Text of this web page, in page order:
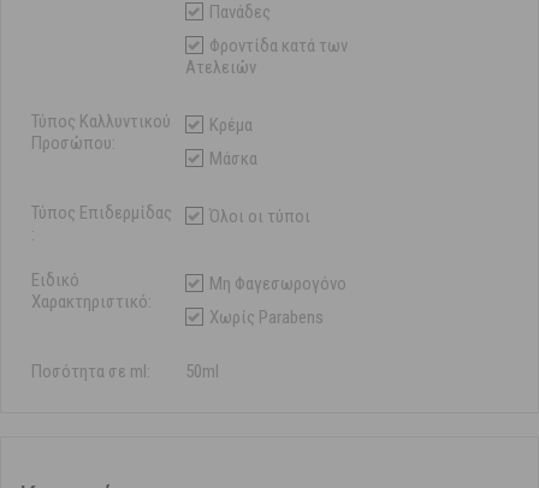
Πανάδες
Φροντίδα κατά των
Ατελειών
Τύπος Καλλυντικού
Προσώπου:
Κρέμα
Μάσκα
Τύπος Επιδερμίδας
:
Όλοι οι τύποι
Ειδικό
Χαρακτηριστικό:
Μη Φαγεσωρογόνο
Χωρίς Parabens
Ποσότητα σε ml: 50ml